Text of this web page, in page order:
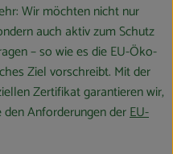
Wir möchten nicht nur
auch aktiv zum Schutz
– so wie es die EU-Öko-
Ziel vorschreibt. Mit der
Zertifikat garantieren wir,
Anforderungen derEU-